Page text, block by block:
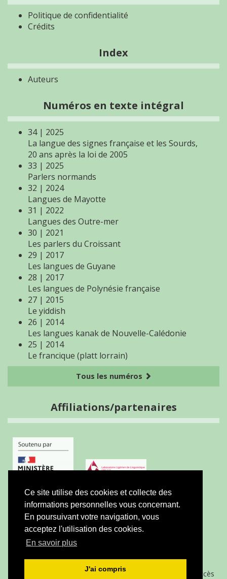
Ce site utilise des cookies et collecte des
informations personnelles vous concernant.
En poursuivant votre navigation, vous
acceptez l'utilisation des cookies.
En savoir plus
J'ai compris
Politique de confidentialité
Crédits
Index
Auteurs
Numéros en texte intégral
34 | 2025
La langue des signes française et les Sourds,
20 ans après la loi de 2005
33 | 2025
Parlers normands
32 | 2024
Langues de Mayotte
31 | 2022
Langues des Outre-mer
30 | 2021
Les parlers du Croissant
29 | 2017
Les langues de Guyane
28 | 2017
Les langues de Polynésie française
27 | 2015
Le yiddish
26 | 2014
Les langues kanak de Nouvelle-Calédonie
25 | 2014
Le francique (platt lorrain)
Tous les numéros
Affiliations/partenaires
ISSN électronique 1955-2440
Plan du site—Politique de confidentialité—Crédits
Créé et hébergé par Chapitre 9— Accès